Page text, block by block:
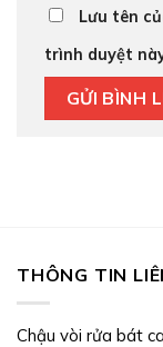
Lưu tên
trình duyệt
THÔNG TIN
Chậu vòi rửa bát